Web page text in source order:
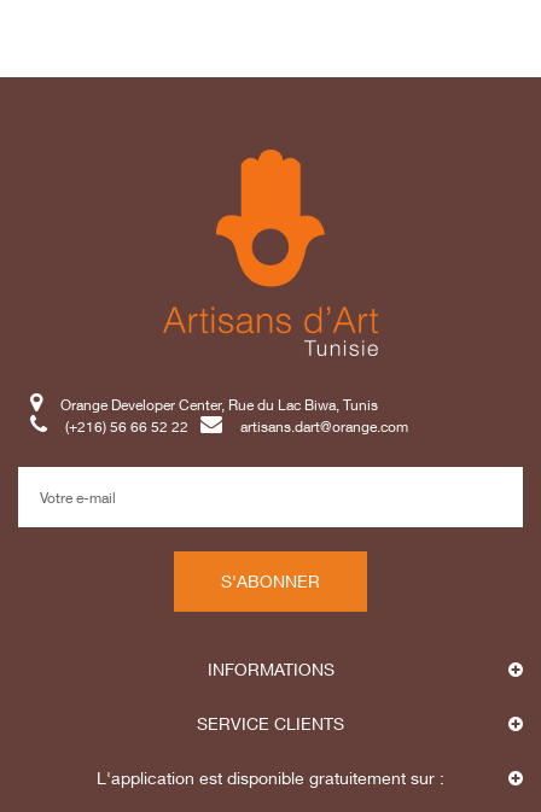
Orange Developer Center, Rue du Lac Biwa, Tunis
(+216) 56 66 52 22
artisans.dart@orange.com
S'ABONNER
INFORMATIONS
SERVICE CLIENTS
L'application est disponible gratuitement sur :